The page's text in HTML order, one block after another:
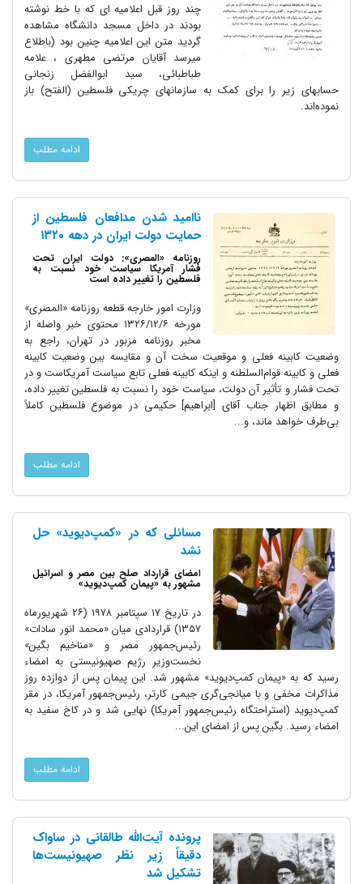
چند روز قبل اعلامیه ای که با خط نوشته
بودند در داخل مسجد دانشگاه مشاهده
گردید متن این اعلامیه چنین بود (باطلاع
میرسد آقایان مرتضی مطهری ، علامه
طباطبائی، سید ابوالفضل زنجانی
حسابهای زیر را برای کمک به سازمانهای چریکی فلسطین (الفتح) باز
نموده‌اند.
ادامه مطلب
ناامید شدن مدافعان فلسطین از
حمایت دولت ایران در دهه ۱۳۲۰
روزنامه «المصری»: دولت ایران تحت
فشار آمریکا سیاست خود نسبت به
فلسطین را تغییر داده است
وزارت امور خارجه قطعه روزنامه «المصری»
مورخه ۱۳۲۶/۱۲/۶ محتوی خبر واصله از
مخبر روزنامه مزبور در تهران، راجع به
وضعیت کابینه فعلی و موقعیت سخت آن و مقایسه بین وضعیت کابینه
فعلی و کابینه قوام‌السلطنه و اینکه کابینه فعلی تابع سیاست آمریکاست و در
تحت فشار و تأثیر آن دولت، سیاست خود را نسبت به فلسطین تغییر داده،
و مطابق اظهار جناب آقای [ابراهیم] حکیمی در موضوع فلسطین کاملاً
بی‌طرف خواهد ماند، و...
ادامه مطلب
مسائلی که در «کمپ‌دیوید» حل
نشد
امضای قرارداد صلح بین مصر و اسرائیل
مشهور به «پیمان کمپ‌دیوید»
در تاریخ ۱۷ سپتامبر ۱۹۷۸ (۲۶ شهریورماه
۱۳۵۷) قراردادی میان «محمد انور سادات»
رئیس‌جمهور مصر و «مناخیم بگین»
نخست‌وزیر رژیم صهیونیستی به امضاء
رسید که به «پیمان کمپ‌دیوید» مشهور شد. این پیمان پس از دوازده روز
مذاکرات مخفی و با میانجی‌گری جیمی کارتر، رئیس‌جمهور آمریکا، در مقر
کمپ‌دیوید (استراحتگاه رئیس‌جمهور آمریکا) نهایی شد و در کاخ سفید به
امضاء رسید. بگین پس از امضای این...
ادامه مطلب
پرونده آیت‌الله طالقانی در ساواک
دقیقاً زیر نظر صهیونیست‌ها
تشکیل شد